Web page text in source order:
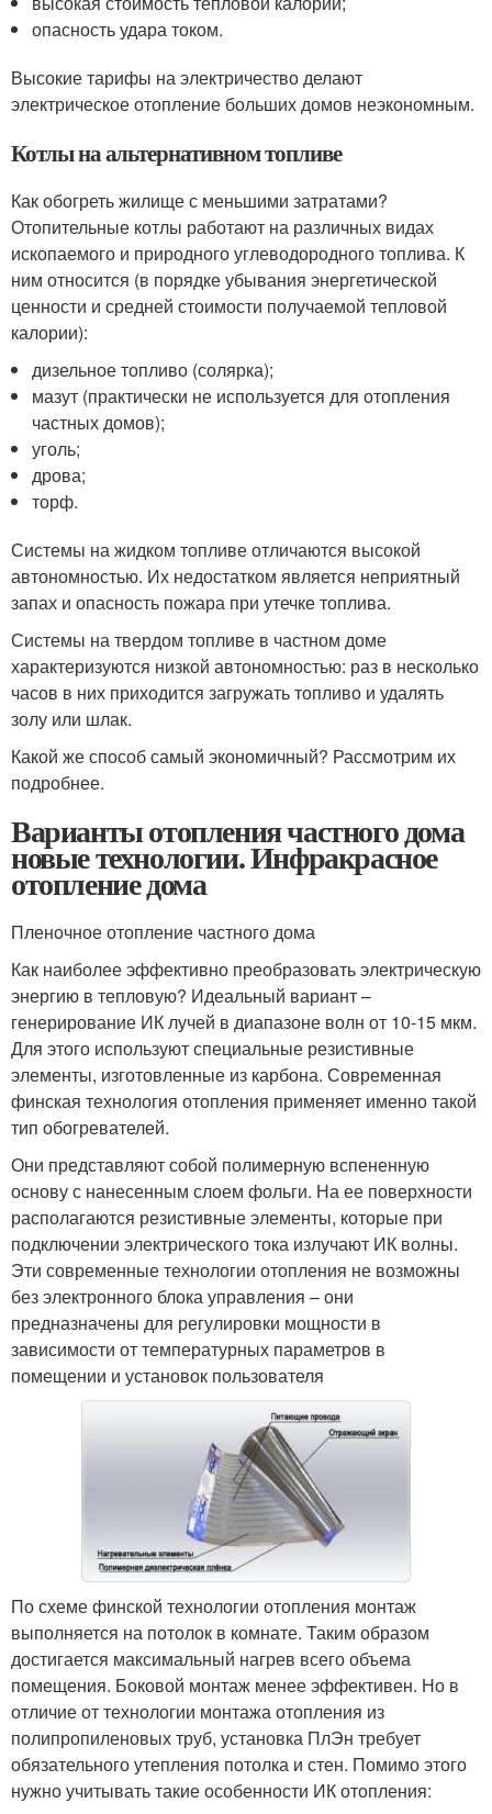
опасность удара током.
Высокие тарифы на электричество делают
электрическое отопление больших домов неэкономным.
Котлы на альтернативном топливе
Как обогреть жилище с меньшими затратами?
Отопительные котлы работают на различных видах
ископаемого и природного углеводородного топлива. К
ним относится (в порядке убывания энергетической
ценности и средней стоимости получаемой тепловой
калории):
дизельное топливо (солярка);
мазут (практически не используется для отопления
частных домов);
уголь;
дрова;
торф.
Системы на жидком топливе отличаются высокой
автономностью. Их недостатком является неприятный
запах и опасность пожара при утечке топлива.
Системы на твердом топливе в частном доме
характеризуются низкой автономностью: раз в несколько
часов в них приходится загружать топливо и удалять
золу или шлак.
Какой же способ самый экономичный? Рассмотрим их
подробнее.
Варианты отопления частного дома
новые технологии. Инфракрасное
отопление дома
Пленочное отопление частного дома
Как наиболее эффективно преобразовать электрическую
энергию в тепловую? Идеальный вариант –
генерирование ИК лучей в диапазоне волн от 10-15 мкм.
Для этого используют специальные резистивные
элементы, изготовленные из карбона. Современная
финская технология отопления применяет именно такой
тип обогревателей.
Они представляют собой полимерную вспененную
основу с нанесенным слоем фольги. На ее поверхности
располагаются резистивные элементы, которые при
подключении электрического тока излучают ИК волны.
Эти современные технологии отопления не возможны
без электронного блока управления – они
предназначены для регулировки мощности в
зависимости от температурных параметров в
помещении и установок пользователя
По схеме финской технологии отопления монтаж
выполняется на потолок в комнате. Таким образом
достигается максимальный нагрев всего объема
помещения. Боковой монтаж менее эффективен. Но в
отличие от технологии монтажа отопления из
полипропиленовых труб, установка ПлЭн требует
обязательного утепления потолка и стен. Помимо этого
нужно учитывать такие особенности ИК отопления: